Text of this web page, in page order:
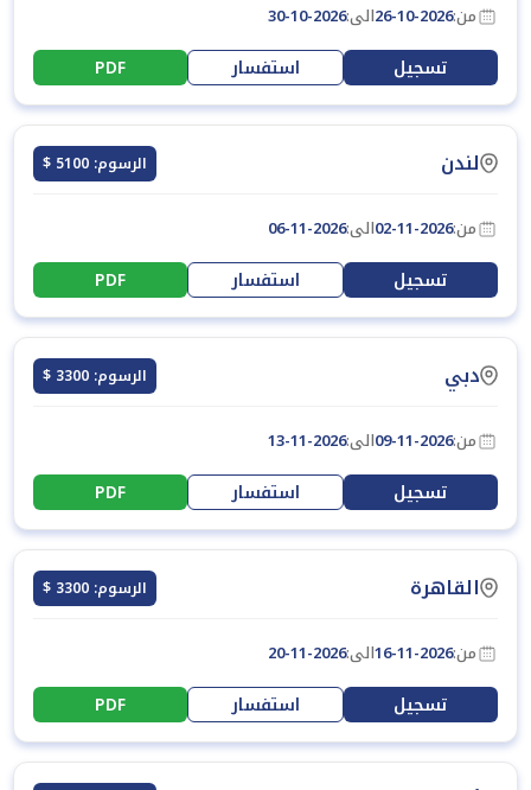
من:26-10-2026الى:30-10-2026
تسجيل استفسار PDF
لندن الرسوم: 5100 $
من:02-11-2026الى:06-11-2026
تسجيل استفسار PDF
دبي الرسوم: 3300 $
من:09-11-2026الى:13-11-2026
تسجيل استفسار PDF
القاهرة الرسوم: 3300 $
من:16-11-2026الى:20-11-2026
تسجيل استفسار PDF